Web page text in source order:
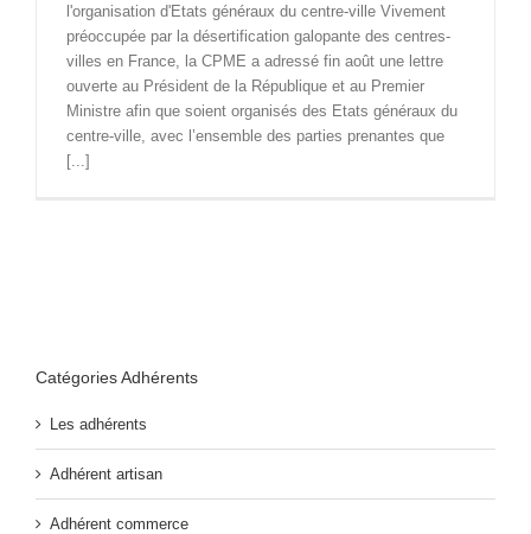
l'organisation d'Etats généraux du centre-ville Vivement
préoccupée par la désertification galopante des centres-
villes en France, la CPME a adressé fin août une lettre
ouverte au Président de la République et au Premier
Ministre afin que soient organisés des Etats généraux du
centre-ville, avec l’ensemble des parties prenantes que
[...]
Catégories Adhérents
Les adhérents
Adhérent artisan
Adhérent commerce